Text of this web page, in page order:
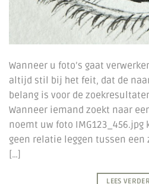
Wanneer u foto’s gaat
altijd stil bij het feit, dat de
belang is voor de
Wanneer iemand zoekt naar
noemt uw foto IMG123_456.jpg
geen relatie leggen tussen een
[…]
LEES VERDER